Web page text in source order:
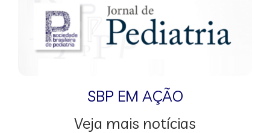
SBP EM AÇÃO
Veja mais notícias